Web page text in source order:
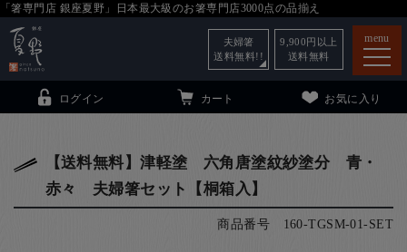
「箸専門店 銀座夏野」日本最大級のお箸専門店3000点の品揃え
menu
箸（贈答用・自宅用）
ログイン カート お気に入り
夫婦箸
送料無料!!
9,900 円以上
送料無料
【送料無料】津軽塗 六角唐塗紋紗塗分 青・
赤々 夫婦箸セット【桐箱入】
商品番号 160-TGSM-01-SET